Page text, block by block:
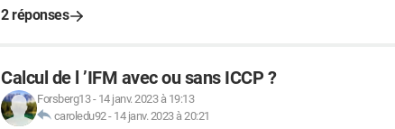
2 réponses
Calcul de l ’IFM avec ou sans ICCP ?
Forsberg13- 14 janv. 2023 à 19:13
caroledu92- 14 janv. 2023 à 20:21